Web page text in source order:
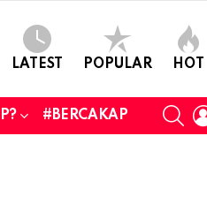
LATEST POPULAR HOT
#BERCAKAP